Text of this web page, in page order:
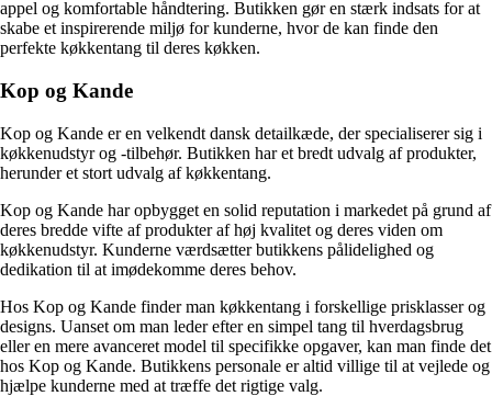
appel og komfortable håndtering. Butikken gør en stærk indsats for at
skabe et inspirerende miljø for kunderne, hvor de kan finde den
perfekte køkkentang til deres køkken.
Kop og Kande
Kop og Kande er en velkendt dansk detailkæde, der specialiserer sig i
køkkenudstyr og -tilbehør. Butikken har et bredt udvalg af produkter,
herunder et stort udvalg af køkkentang.
Kop og Kande har opbygget en solid reputation i markedet på grund af
deres bredde vifte af produkter af høj kvalitet og deres viden om
køkkenudstyr. Kunderne værdsætter butikkens pålidelighed og
dedikation til at imødekomme deres behov.
Hos Kop og Kande finder man køkkentang i forskellige prisklasser og
designs. Uanset om man leder efter en simpel tang til hverdagsbrug
eller en mere avanceret model til specifikke opgaver, kan man finde det
hos Kop og Kande. Butikkens personale er altid villige til at vejlede og
hjælpe kunderne med at træffe det rigtige valg.